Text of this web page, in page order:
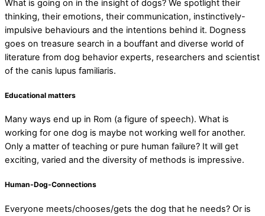
What is going on in the insight of dogs? We spotlight their
thinking, their emotions, their communication, instinctively-
impulsive behaviours and the intentions behind it. Dogness
goes on treasure search in a bouffant and diverse world of
literature from dog behavior experts, researchers and scientist
of the canis lupus familiaris.
Educational matters
Many ways end up in Rom (a figure of speech). What is
working for one dog is maybe not working well for another.
Only a matter of teaching or pure human failure? It will get
exciting, varied and the diversity of methods is impressive.
Human-Dog-Connections
Everyone meets/chooses/gets the dog that he needs? Or is